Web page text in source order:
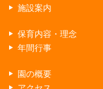
施設案内
保育内容・理念
年間行事
園の概要